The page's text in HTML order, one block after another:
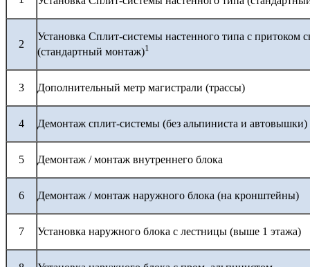
2
Установка Сплит-системы настенного типа с притоком
(стандартный монтаж)1
3 Дополнительный метр магистрали (трассы)
4 Демонтаж сплит-системы (без альпиниста и автовышки)
5 Демонтаж / монтаж внутреннего блока
6 Демонтаж / монтаж наружного блока (на кронштейны)
7 Установка наружного блока с лестницы (выше 1 этажа)